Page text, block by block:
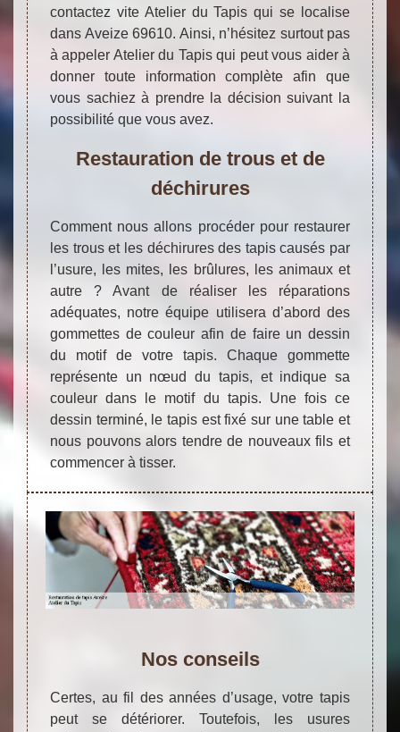
contactez vite Atelier du Tapis qui se localise
dans Aveize 69610. Ainsi, n’hésitez surtout pas
à appeler Atelier du Tapis qui peut vous aider à
donner toute information complète afin que
vous sachiez à prendre la décision suivant la
possibilité que vous avez.
Restauration de trous et de
déchirures
Comment nous allons procéder pour restaurer
les trous et les déchirures des tapis causés par
l’usure, les mites, les brûlures, les animaux et
autre ? Avant de réaliser les réparations
adéquates, notre équipe utilisera d’abord des
gommettes de couleur afin de faire un dessin
du motif de votre tapis. Chaque gommette
représente un nœud du tapis, et indique sa
couleur dans le motif du tapis. Une fois ce
dessin terminé, le tapis est fixé sur une table et
nous pouvons alors tendre de nouveaux fils et
commencer à tisser.
Nos conseils
Certes, au fil des années d’usage, votre tapis
peut se détériorer. Toutefois, les usures